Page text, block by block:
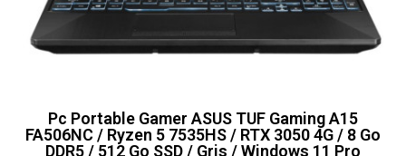
Pc Portable Gamer ASUS TUF Gaming A15
FA506NC / Ryzen 5 7535HS / RTX 3050 4G / 8 Go
DDR5 / 512 Go SSD / Gris / Windows 11 Pro